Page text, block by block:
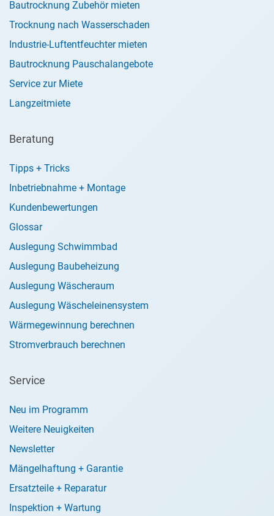
Bautrocknung Zubehör mieten
Trocknung nach Wasserschaden
Industrie-Luftentfeuchter mieten
Bautrocknung Pauschalangebote
Service zur Miete
Langzeitmiete
Beratung
Tipps + Tricks
Inbetriebnahme + Montage
Kundenbewertungen
Glossar
Auslegung Schwimmbad
Auslegung Baubeheizung
Auslegung Wäscheraum
Auslegung Wäscheleinensystem
Wärmegewinnung berechnen
Stromverbrauch berechnen
Service
Neu im Programm
Weitere Neuigkeiten
Newsletter
Mängelhaftung + Garantie
Ersatzteile + Reparatur
Inspektion + Wartung